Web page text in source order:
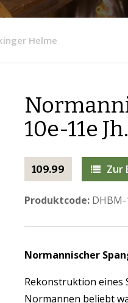
Helme
10e-11e Jh.
109.99 Zur
Produktcode:DHBM-
Normannischer
Rekonstruktion eines
Normannen beliebt